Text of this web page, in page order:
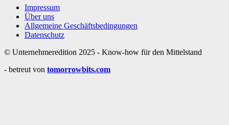
Impressum
Über uns
Allgemeine Geschäftsbedingungen
Datenschutz
© Unternehmeredition 2025 - Know-how für den Mittelstand
- betreut von tomorrowbits.com